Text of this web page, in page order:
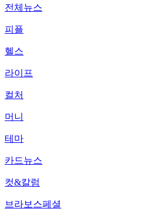
전체뉴스
피플
헬스
라이프
컬처
머니
테마
카드뉴스
컷&칼럼
브라보스페셜